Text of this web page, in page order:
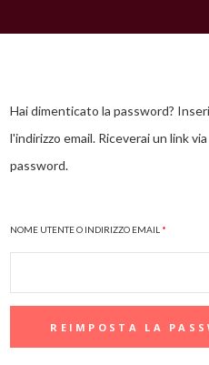
Hai dimenticato la password?
l'indirizzo email. Riceverai un link
password.
NOME UTENTE O INDIRIZZO EMAIL *